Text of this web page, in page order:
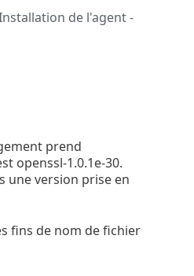
de l'agent -
prend
openssl-1.0.1e-30.
une version prise en
fins de nom de fichier